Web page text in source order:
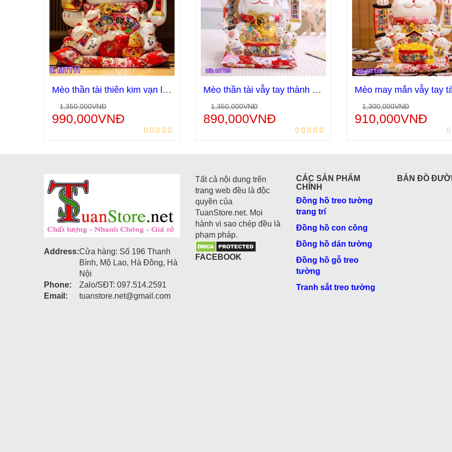
Thêm vào giỏ hàng
Mèo thần tài thiên kim vạn lượng MTT11
1,350,000VNĐ
990,000VNĐ Thêm vào giỏ hàng
Mèo thần tài vẫy tay thành công phát đạt MTT28
1,350,000VNĐ
890,000VNĐ Thêm vào giỏ
1,300,000VNĐ
910,000VNĐ
Address:Cửa hàng: Số 196 Thanh
Bình, Mộ Lao, Hà Đông, Hà
Nội
Phone:
Zalo/SĐT: 097.514.2591
Email:
tuanstore.net@gmail.com
Tất cả nội dung trên
trang web đều là độc
quyền của
TuanStore.net. Mọi
hành vi sao chép đều là
phạm pháp.
FACEBOOK
CÁC SẢN PHẨM
CHÍNH
Đồng hồ treo tường
trang trí
Đồng hồ con công
Đồng hồ dán tường
Đồng hồ gỗ treo
tường
Tranh sắt treo tường
BẢN ĐỒ